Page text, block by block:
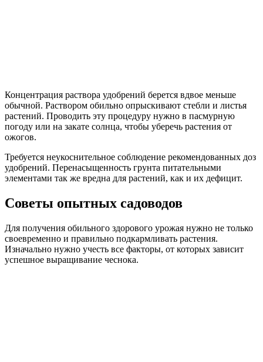
Концентрация раствора удобрений берется вдвое меньше
обычной. Раствором обильно опрыскивают стебли и листья
растений. Проводить эту процедуру нужно в пасмурную
погоду или на закате солнца, чтобы уберечь растения от
ожогов.
Требуется неукоснительное соблюдение рекомендованных доз
удобрений. Перенасыщенность грунта питательными
элементами так же вредна для растений, как и их дефицит.
Советы опытных садоводов
Для получения обильного здорового урожая нужно не только
своевременно и правильно подкармливать растения.
Изначально нужно учесть все факторы, от которых зависит
успешное выращивание чеснока.